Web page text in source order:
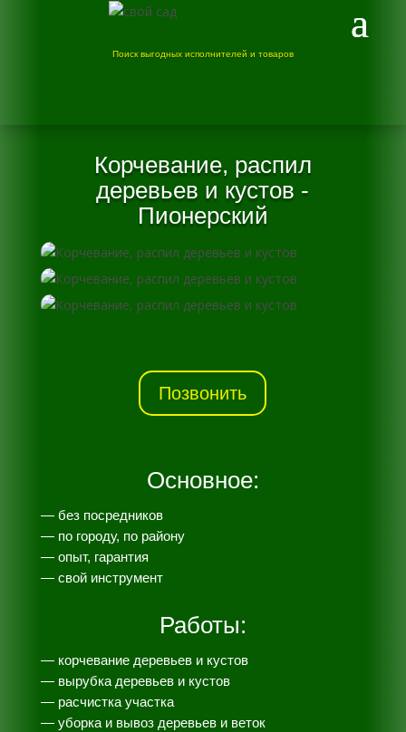
Поиск выгодных исполнителей и товаров
Корчевание, распил
деревьев и кустов -
Пионерский
Позвонить
Основное:
— без посредников
— по городу, по району
— опыт, гарантия
— свой инструмент
Работы:
— корчевание деревьев и кустов
— вырубка деревьев и кустов
— расчистка участка
— уборка и вывоз деревьев и веток